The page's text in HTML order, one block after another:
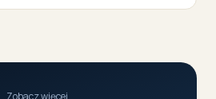
Zobacz więcej